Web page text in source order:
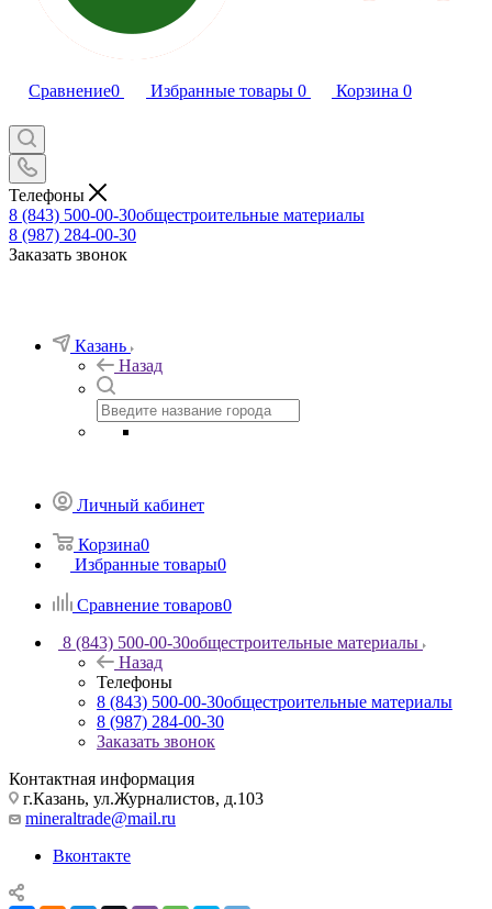
Сравнение0 Избранные товары 0 Корзина 0
Телефоны
8 (843) 500-00-30общестроительные материалы
8 (987) 284-00-30
Заказать звонок
Казань
Назад
Личный кабинет
Корзина0
Избранные товары0
Сравнение товаров0
8 (843) 500-00-30общестроительные материалы
Назад
Телефоны
8 (843) 500-00-30общестроительные материалы
8 (987) 284-00-30
Заказать звонок
Контактная информация
г.Казань, ул.Журналистов, д.103
mineraltrade@mail.ru
Вконтакте